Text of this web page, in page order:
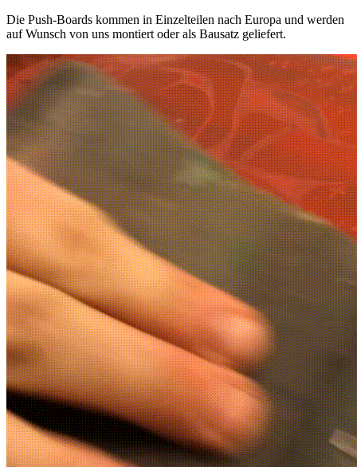
Die Push-Boards kommen in Einzelteilen nach Europa und werden
auf Wunsch von uns montiert oder als Bausatz geliefert.